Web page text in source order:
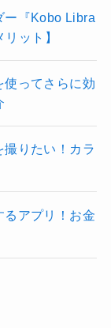
ー『Kobo Libra
ット】
使ってさらに効
りたい！カラ
るアプリ！お金